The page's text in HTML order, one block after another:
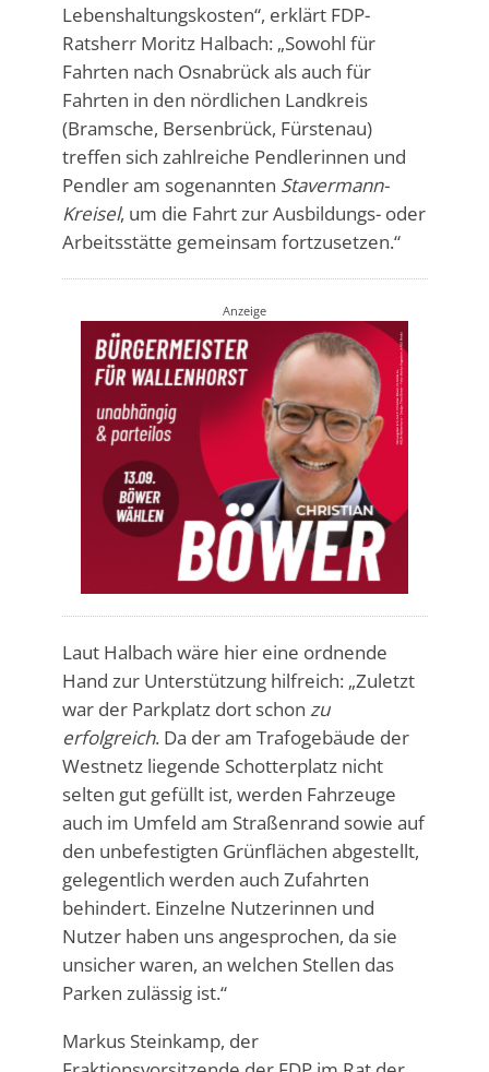
Lebenshaltungskosten“, erklärt FDP-
Ratsherr Moritz Halbach: „Sowohl für
Fahrten nach Osnabrück als auch für
Fahrten in den nördlichen Landkreis
(Bramsche, Bersenbrück, Fürstenau)
treffen sich zahlreiche Pendlerinnen und
Pendler am sogenannten Stavermann-
Kreisel, um die Fahrt zur Ausbildungs- oder
Arbeitsstätte gemeinsam fortzusetzen.“
Anzeige
Laut Halbach wäre hier eine ordnende
Hand zur Unterstützung hilfreich: „Zuletzt
war der Parkplatz dort schon zu
erfolgreich. Da der am Trafogebäude der
Westnetz liegende Schotterplatz nicht
selten gut gefüllt ist, werden Fahrzeuge
auch im Umfeld am Straßenrand sowie auf
den unbefestigten Grünflächen abgestellt,
gelegentlich werden auch Zufahrten
behindert. Einzelne Nutzerinnen und
Nutzer haben uns angesprochen, da sie
unsicher waren, an welchen Stellen das
Parken zulässig ist.“
Markus Steinkamp, der